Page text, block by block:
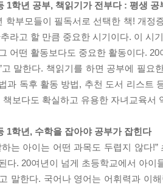
1학년 공부, 책읽기가 전부다 : 평생 공
학부모들이 필독서로 선택한 책! 개정
라고 할 만큼 중요한 시기이다. 이 시
어떤 활동보다도 중요한 활동이다.
고 말한다. 책읽기를 하면 공부에 필
과 독후 활동 방법, 추천 도서 리스트
책보다도 확실하고 유용한 자녀교육서
1학년, 수학을 잡아야 공부가 잡힌다
하는 아이는 어떤 과목도 두렵지 않다
다. 20여년이 넘게 초등학교에서 아
말한다. 국어나 영어는 어휘력과 이